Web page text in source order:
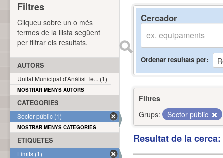
Cercador
Ordenar resultats per
Filtres
Grups:
Sector públic
Resultat de la
Filtres
Cliqueu sobre un o més
termes de la llista següent
per filtrar els resultats.
AUTORS
Unitat Municipal d'Anàlisi Te... (1)
MOSTRAR MENYS AUTORS
CATEGORIES
Sector públic (1)
MOSTRAR MENYS CATEGORIES
ETIQUETES
Límits (1)